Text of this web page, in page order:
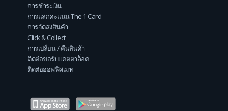
การชำระเงิน
การแลกคะแนน The 1 Card
การจัดส่งสินค้า
Click & Collect
การเปลี่ยน / คืนสินค้า
ติดต่อขอรับแคตตาล็อค
ติดต่อออฟฟิศเมท